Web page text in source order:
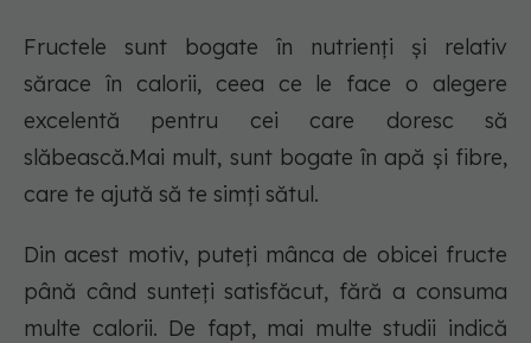
Fructele sunt bogate în nutrienți și relativ
sărace în calorii, ceea ce le face o alegere
excelentă pentru cei care doresc să
slăbească.Mai mult, sunt bogate în apă și fibre,
care te ajută să te simți sătul.
Din acest motiv, puteți mânca de obicei fructe
până când sunteți satisfăcut, fără a consuma
multe calorii. De fapt, mai multe studii indică